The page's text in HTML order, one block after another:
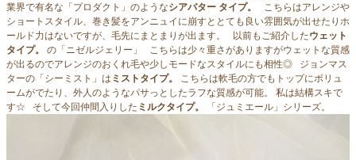
業界で有名な「プロダクト」のようなシアバター タイプ。
こちらはアレンジや
ショートスタイル、巻き髪をアンニュイに崩すととても良い雰囲気が出せたりホ
ールド力はないですが、毛先にまとまりが出ます。 以前もご紹介したウェット
タイプ。
の「ニゼルジェリー」 こちらは少々重さがありますがウェットな質感
が出るのでアレンジのおくれ毛や少しモードなスタイルにも相性◎ ジョンマス
ターの「シーミスト」は ミストタイプ。
こちらは軟毛の方でもトップにボリュ
ームがでたり、外人のようなパサっとしたラフな質感が可能。 私は結構スキで
す☆ そして今回仲間入りした ミルクタイプ。 「ジュミエール」シリーズ。